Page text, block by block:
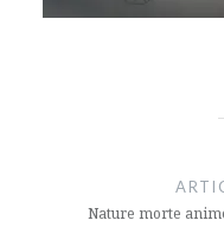
l’articleNature morte